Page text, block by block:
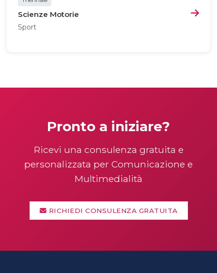
Scienze Motorie
Sport
Pronto a iniziare?
Ricevi una consulenza gratuita e
personalizzata per Comunicazione e
Multimedialità
RICHIEDI CONSULENZA GRATUITA